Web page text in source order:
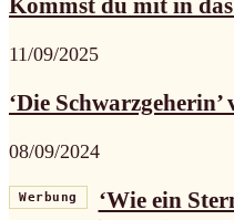
11/09/2025
‘Die
08/09/2024
Werbung
‘Wie ein